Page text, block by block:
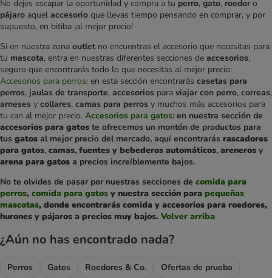
No dejes escapar la oportunidad y compra a tu perro, gato, roedoro
pájaro aquel accesorio que llevas tiempo pensando en comprar, y por
supuesto, en bitiba ¡al mejor precio!
Si en nuestra zona outletno encuentras el accesorio que necesitas para
tu mascota, entra en nuestras diferentes secciones de accesorios,
seguro que encontrarás todo lo que necesitas al mejor precio:
Accesorios para perros: en esta sección encontrarás casetas para
perros, jaulas de transporte, accesorios para viajar con perro, correas,
arneses y collares, camas para perros y muchos más accesorios para
tu can al mejor precio. Accesorios para gatos: en nuestra sección de
accesorios para gatos te ofrecemos un montón de productos para
tus gatos al mejor precio del mercado, aquí encontrarás rascadores
para gatos, camas, fuentes y bebederos automáticos, areneros y
arena para gatos a precios increíblemente bajos.
No te olvides de pasar por nuestras secciones de comida para
perros, comida para gatos y nuestra sección para pequeñas
mascotas, donde encontrarás comida y accesorios para roedores,
hurones y pájaros a precios muy bajos. Volver arriba
¿Aún no has encontrado nada?
Perros Gatos Roedores & Co.
Ofertas de prueba